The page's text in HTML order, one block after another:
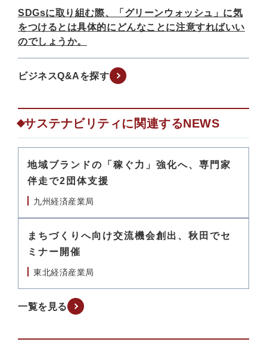
SDGsに取り組む際、「グリーンウォッシュ」に気
をつけるとは具体的にどんなことに注意すればいい
のでしょうか。
ビジネスQ&Aを探す
サステナビリティに関連するNEWS
地域ブランドの「稼ぐ力」強化へ、専門家
伴走で2団体支援
九州経済産業局
まちづくりへ向け交流機会創出、秋田でセ
ミナー開催
東北経済産業局
一覧を見る